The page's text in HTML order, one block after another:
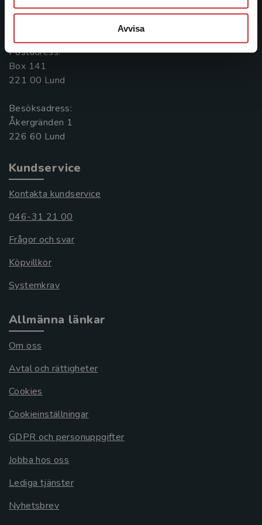
Avvisa
Kontakta oss
Postadress:
Box 141
221 00 Lund
Besöksadress:
Åkergränden 1
Kundservice
Kontakta kundservice
046-31 21 00
Frågor och svar
Köpvillkor
Systemkrav
Allmänna länkar
Om oss
Avtal och rättigheter
Cookies
Cookieinställningar
GDPR och personuppgifter
Jobba hos oss
Lediga tjänster
Nyhetsbrev